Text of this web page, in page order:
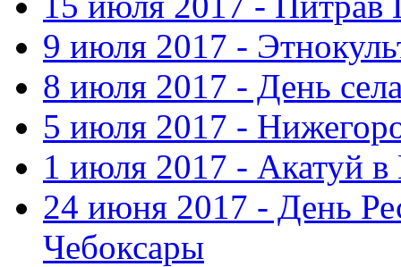
9 июля 2017 -
8 июля 2017 - День
5 июля 2017 -
1 июля 2017 - Акатуй
24 июня 2017 - День
Чебоксары